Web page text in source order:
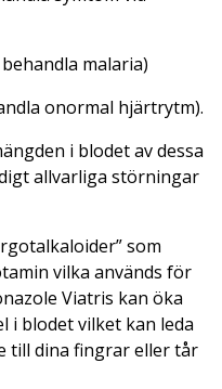
malaria)
onormal hjärtrytm).
i blodet av dessa
allvarliga störningar
som
vilka används för
Viatris kan öka
i blodet vilket kan leda
till dina fingrar eller tår